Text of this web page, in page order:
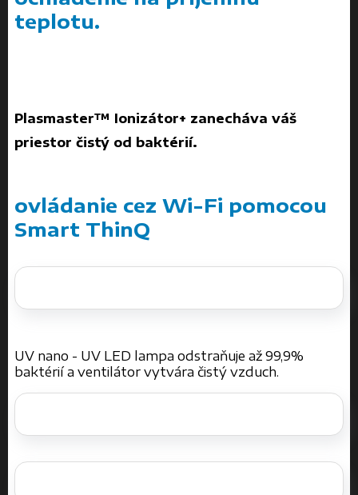
teplotu.
Plasmaster™ Ionizátor+ zanecháva váš
priestor čistý od baktérií.
ovládanie cez Wi-Fi pomocou
Smart ThinQ
UV nano - UV LED lampa odstraňuje až 99,9%
baktérií a ventilátor vytvára čistý vzduch.